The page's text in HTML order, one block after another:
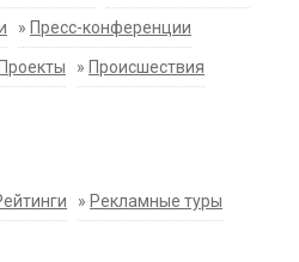
» Пресс-конференции
Проекты » Происшествия
» Рекламные туры